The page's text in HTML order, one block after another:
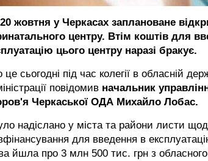
жовтня у Черкасах заплановане
центру. Втім коштів для
цього центру наразі бракує.
це сьогодні під час колегії в обласній
повідомив начальник
Черкаської ОДА Михайло Лобас.
надіслано у міста та райони листи
для введення в
йшла про 3 млн 500 тис. грн з